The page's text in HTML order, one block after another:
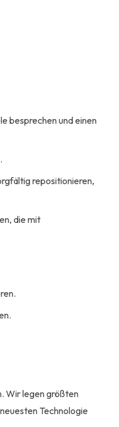
besprechen und einen
repositionieren,
die mit
Wir legen größten
Technologie